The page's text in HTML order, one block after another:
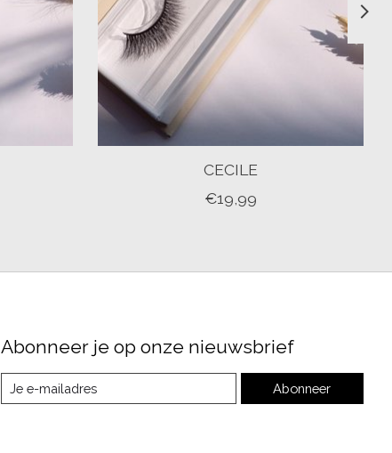
CECILE
€19,99
Abonneer je op onze nieuwsbrief
Abonneer